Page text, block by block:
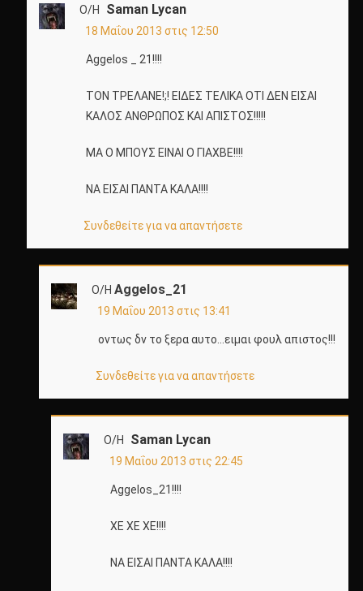
Ο/Η Saman Lycan
18 Μαΐου 2013 στις 12:50
Aggelos _ 21!!!!
ΤΟΝ ΤΡΕΛΑΝΕ!;! ΕΙΔΕΣ ΤΕΛΙΚΑ ΟΤΙ ΔΕΝ ΕΙΣΑΙ
ΚΑΛΟΣ ΑΝΘΡΩΠΟΣ ΚΑΙ ΑΠΙΣΤΟΣ!!!!!
ΜΑ Ο ΜΠΟΥΣ ΕΙΝΑΙ Ο ΓΙΑΧΒΕ!!!!
ΝΑ ΕΙΣΑΙ ΠΑΝΤΑ ΚΑΛΑ!!!!
Συνδεθείτε για να απαντήσετε
Ο/Η Aggelos_21
19 Μαΐου 2013 στις 13:41
οντως δν το ξερα αυτο…ειμαι φουλ απιστος!!!
Συνδεθείτε για να απαντήσετε
Ο/Η Saman Lycan
19 Μαΐου 2013 στις 22:45
Aggelos_21!!!!
ΧΕ ΧΕ ΧΕ!!!!
ΝΑ ΕΙΣΑΙ ΠΑΝΤΑ ΚΑΛΑ!!!!